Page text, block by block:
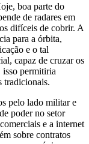
boa parte do
de radares em
difíceis de cobrir. A
para a órbita,
e o tal
capaz de cruzar os
isso permitiria
tradicionais.
pelo lado militar e
poder no setor
e a internet
sobre contratos